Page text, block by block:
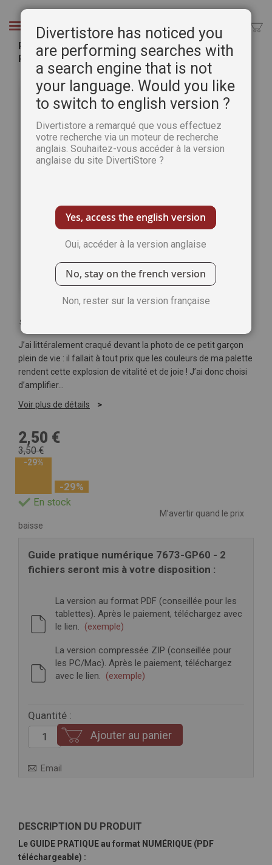
Chercher
Portrait d'enfant, huile au couteau - Guide
Pratique Numérique
galerie
d’images
Soyez le premier à commenter ce produit
J’ai littéralement craqué devant la photo de ce petit garçon
plein de vie : il fallait à tout prix que les couleurs de ma palette
rendent cette explosion de vitalité et de joie ! J’ai donc choisi
d’amplifier...
Voir plus de détails
2,50 €
3,50 €
-29%
-29%
En stock
M’avertir quand le prix
baisse
Guide pratique numérique 7673-GP60 - 2
fichiers seront mis à votre disposition :
La version au format PDF (conseillée pour les
tablettes). Après le paiement, téléchargez avec
le lien. (exemple)
La version compressée ZIP (conseillée pour
les PC/Mac). Après le paiement, téléchargez
avec le lien. (exemple)
Quantité :
Ajouter au panier
Email
DESCRIPTION DU PRODUIT
Le GUIDE PRATIQUE au format NUMÉRIQUE (PDF
téléchargeable) :
Divertistore has noticed you
are performing searches with
a search engine that is not
your language. Would you like
to switch to english version ?
Divertistore a remarqué que vous effectuez
votre recherche via un moteur de recherche
anglais. Souhaitez-vous accéder à la version
anglaise du site DivertiStore ?
Yes, access the english version
Oui, accéder à la version anglaise
No, stay on the french version
Non, rester sur la version française